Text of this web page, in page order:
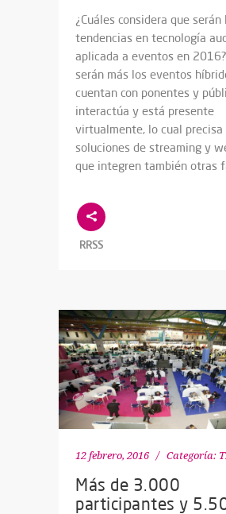
¿Cuáles considera que serán
tendencias en tecnología
aplicada a eventos en
serán más los eventos
cuentan con ponentes y
interactúa y está presente
virtualmente, lo cual precisa
soluciones de streaming y
que integren también otras
RRSS
12 febrero, 2016 Categoría:
Más de 3.000
participantes y